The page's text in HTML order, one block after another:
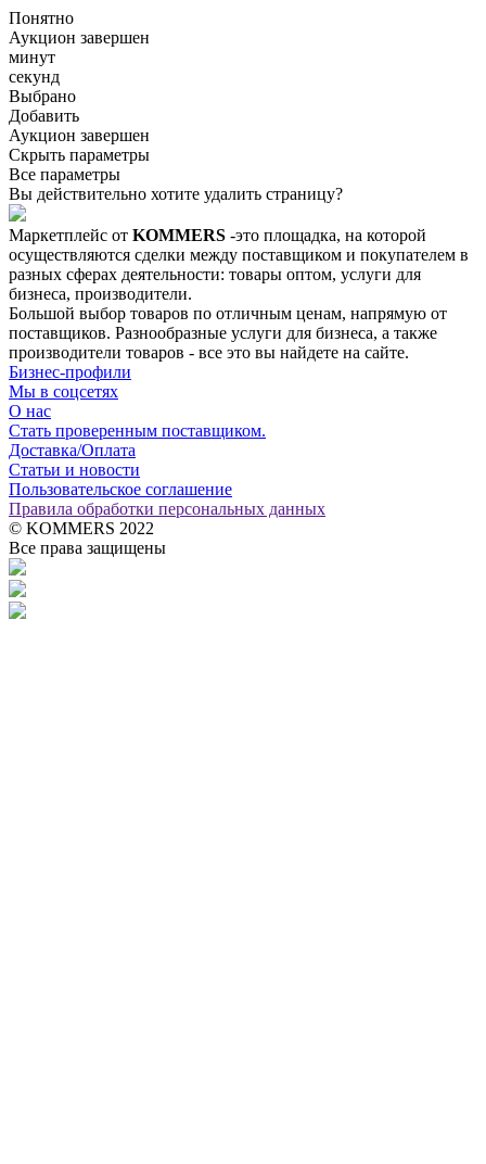
Понятно
Аукцион завершен
минут
секунд
Выбрано
Добавить
Аукцион завершен
Скрыть параметры
Все параметры
Вы действительно хотите удалить страницу?
Маркетплейс от KOMMERS -это площадка, на которой
осуществляются сделки между поставщиком и покупателем в
разных сферах деятельности: товары оптом, услуги для
бизнеса, производители.
Большой выбор товаров по отличным ценам, напрямую от
поставщиков. Разнообразные услуги для бизнеса, а также
производители товаров - все это вы найдете на сайте.
Бизнес-профили
Мы в соцсетях
О нас
Стать проверенным поставщиком.
Доставка/Оплата
Статьи и новости
Пользовательское соглашение
Правила обработки персональных данных
© KOMMERS 2022
Все права защищены